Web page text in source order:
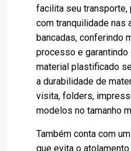
facilita seu
com tranquilidade nas
bancadas, conferindo
processo e garantindo
material plastificado
a durabilidade de
visita, folders,
modelos no tamanho
Também conta com
que evita o